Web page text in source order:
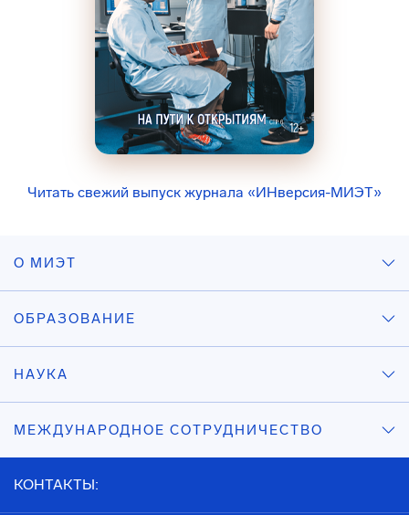
Читать свежий выпуск журнала «ИНверсия-МИЭТ»
О МИЭТ
ОБРАЗОВАНИЕ
НАУКА
МЕЖДУНАРОДНОЕ СОТРУДНИЧЕСТВО
КОНТАКТЫ: